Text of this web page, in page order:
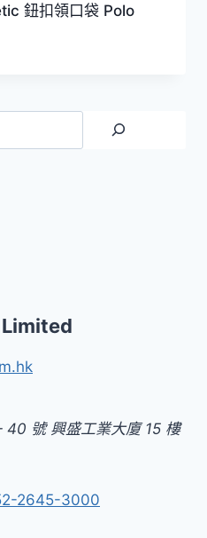
鈕扣領口袋 Polo
Limited
40 號 興盛工業大廈 15 樓
2645-3000